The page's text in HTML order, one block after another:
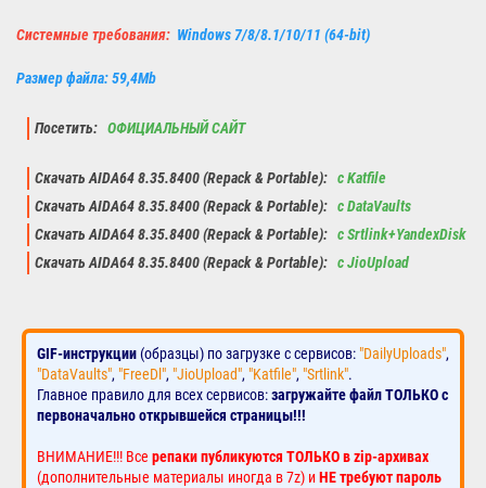
Системные требования: Windows 7/8/8.1/10/11 (64-bit)
Размер файла: 59,4Mb
Посетить: ОФИЦИАЛЬНЫЙ САЙТ
Скачать AIDA64 8.35.8400 (Repack & Portable): с Katfile
Скачать AIDA64 8.35.8400 (Repack & Portable): с DataVaults
Скачать AIDA64 8.35.8400 (Repack & Portable): с Srtlink+YandexDisk
Скачать AIDA64 8.35.8400 (Repack & Portable): с JioUpload
GIF-инструкции (образцы) по загрузке с сервисов: "DailyUploads",
"DataVaults", "FreeDl", "JioUpload", "Katfile", "Srtlink".
Главное правило для всех сервисов:загружайте файл ТОЛЬКО с
первоначально открывшейся страницы!!!
ВНИМАНИЕ!!! Все репаки публикуются ТОЛЬКО в zip-архивах
(дополнительные материалы иногда в 7z) иНЕ требуют пароль